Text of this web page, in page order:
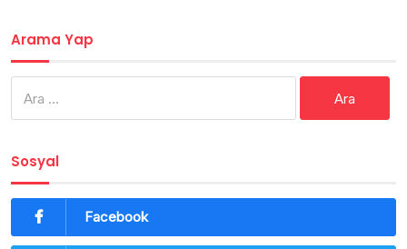
Arama Yap
Sosyal
Facebook